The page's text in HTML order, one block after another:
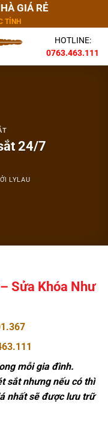
GIÁ RẺ
TỈNH
HOTLINE:
0763.463.111
24/7
LYLAU
Sửa Khóa Như
mỗi gia đình.
sắt nhưng nếu có thì
nhất sẽ được lưu trữ